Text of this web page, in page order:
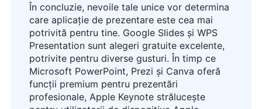
În concluzie, nevoile tale unice vor determina
care aplicație de prezentare este cea mai
potrivită pentru tine. Google Slides și WPS
Presentation sunt alegeri gratuite excelente,
potrivite pentru diverse gusturi. În timp ce
Microsoft PowerPoint, Prezi și Canva oferă
funcții premium pentru prezentări
profesionale, Apple Keynote strălucește